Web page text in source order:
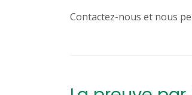
Contactez-nous et nous